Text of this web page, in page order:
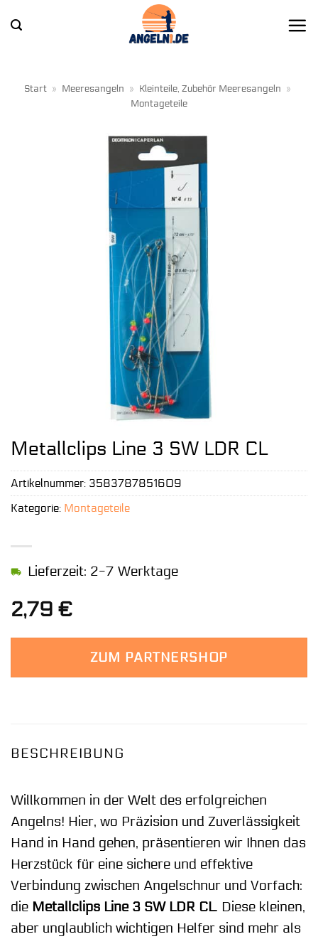
Inhalt
Start » Meeresangeln » Kleinteile, Zubehör Meeresangeln »
Montageteile
Metallclips Line 3 SW LDR CL
2,79 €
Lieferzeit: 2-7 Werktage
ZUM PARTNERSHOP
Artikelnummer: 3583787851609
Kategorie: Montageteile
BESCHREIBUNG
Willkommen in der Welt des erfolgreichen
Angelns! Hier, wo Präzision und Zuverlässigkeit
Hand in Hand gehen, präsentieren wir Ihnen das
Herzstück für eine sichere und effektive
Verbindung zwischen Angelschnur und Vorfach:
die Metallclips Line 3 SW LDR CL. Diese kleinen,
aber unglaublich wichtigen Helfer sind mehr als